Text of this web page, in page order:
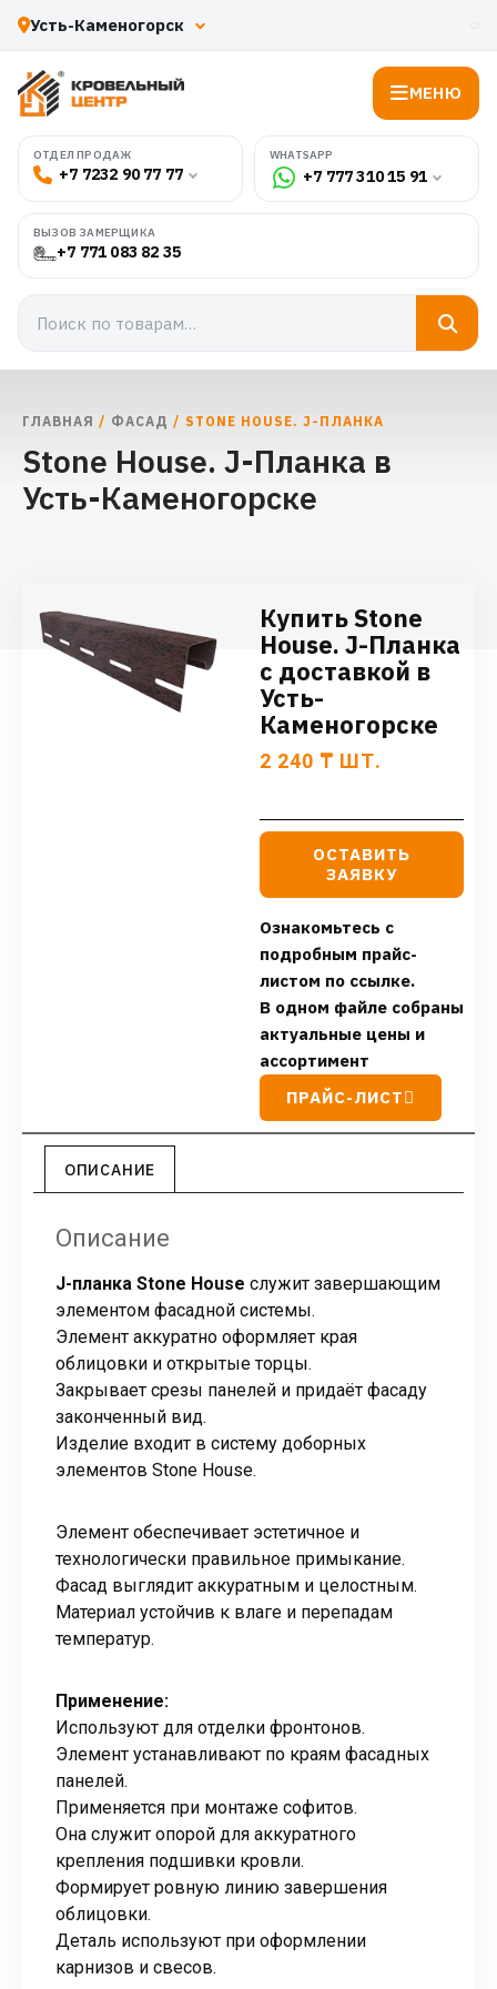
МЕНЮ
ОТДЕЛ ПРОДАЖ
+7 7232 90 77 77
WHATSAPP
+7 777 310 15 91
ВЫЗОВ ЗАМЕРЩИКА
+7 771 083 82 35
ГЛАВНАЯ / ФАСАД / STONE HOUSE. J-ПЛАНКА
Stone House. J-Планка в
Усть-Каменогорске
Купить Stone
House. J-Планка
с доставкой в
Усть-
Каменогорске
2 240 ₸ ШТ.
ОСТАВИТЬ
ЗАЯВКУ
Ознакомьтесь с
подробным прайс-
листом по ссылке.
В одном файле собраны
актуальные цены и
ассортимент
ПРАЙС-ЛИСТ
ОПИСАНИЕ
Описание
J-планка Stone House служит завершающим
элементом фасадной системы.
Элемент аккуратно оформляет края
облицовки и открытые торцы.
Закрывает срезы панелей и придаёт фасаду
законченный вид.
Изделие входит в систему доборных
элементов Stone House.
Элемент обеспечивает эстетичное и
технологически правильное примыкание.
Фасад выглядит аккуратным и целостным.
Материал устойчив к влаге и перепадам
температур.
Применение:
Используют для отделки фронтонов.
Элемент устанавливают по краям фасадных
панелей.
Применяется при монтаже софитов.
Она служит опорой для аккуратного
крепления подшивки кровли.
Формирует ровную линию завершения
облицовки.
Деталь используют при оформлении
карнизов и свесов.